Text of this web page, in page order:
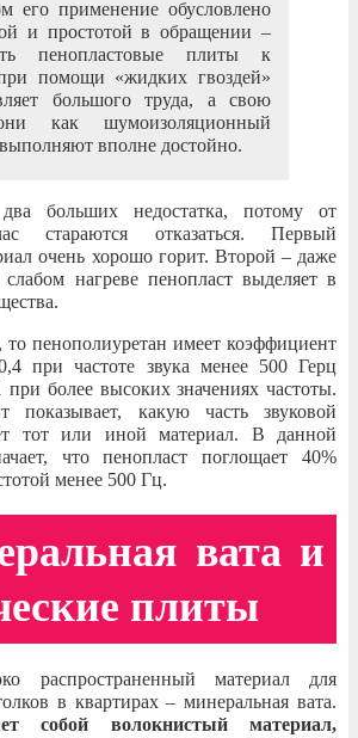
его применение обусловлено
и простотой в обращении –
пенопластовые плиты к
помощи «жидких гвоздей»
большого труда, а свою
как шумоизоляционный
вполне достойно.
больших недостатка, потому от
стараются отказаться. Первый
очень хорошо горит. Второй – даже
нагреве пенопласт выделяет в
то пенополиуретан имеет коэффициент
при частоте звука менее 500 Герц
более высоких значениях частоты.
показывает, какую часть звуковой
тот или иной материал. В данной
что пенопласт поглощает 40%
менее 500 Гц.
вата и
плиты
распространенный материал для
в квартирах – минеральная вата.
собой волокнистый материал,